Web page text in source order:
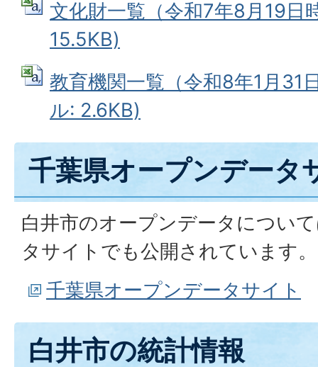
文化財一覧（令和7年8月19日
15.5KB)
教育機関一覧（令和8年1月31
ル: 2.6KB)
千葉県オープンデータ
白井市のオープンデータについ
タサイトでも公開されています。
千葉県オープンデータサイト
白井市の統計情報